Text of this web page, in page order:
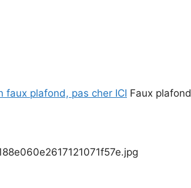
faux plafond, pas cher ICI Faux plafond